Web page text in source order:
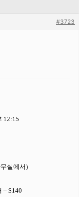
#3723
12:15
실에서)
– $140